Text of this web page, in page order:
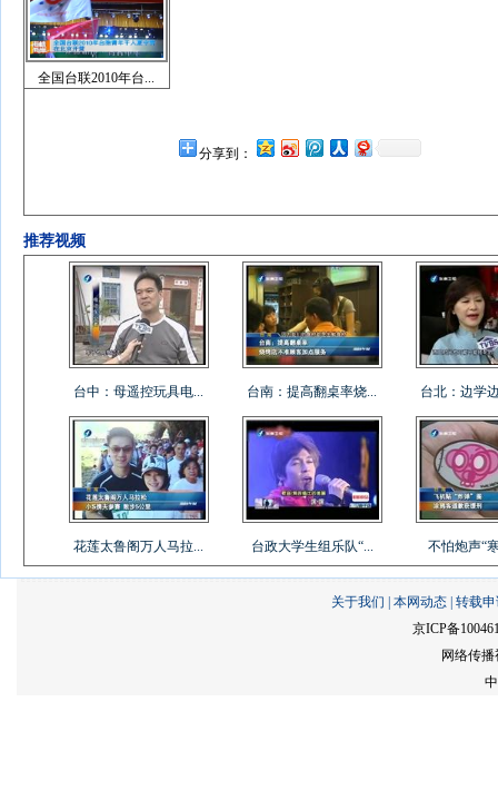
分享到：
全国台联2010年台...
推荐视频
台中：母遥控玩具电... 台南：提高翻桌率烧... 台北：边学
花莲太鲁阁万人马拉... 台政大学生组乐队“... 不怕炮声“
关于我们 本网动态 转载
京ICP备
网络传